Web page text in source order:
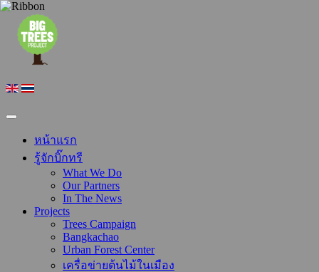
หน้าแรก
รู้จักบิ๊กทรี
What We Do
Our Partners
In The News
Projects
Trees Campaign
Bangkachao
Urban Forest Center
เครื่อข่ายต้นไม้ในเมือง